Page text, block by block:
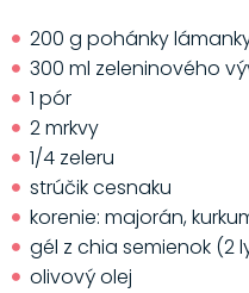
200 g pohánky
300 ml zeleninového
1 pór
2 mrkvy
1/4 zeleru
strúčik cesnaku
korenie: majorán,
gél z chia semienok (2
olivový olej